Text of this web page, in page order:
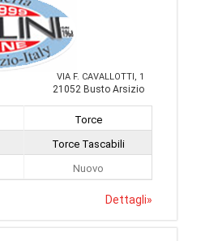
VIA F. CAVALLOTTI, 1
21052 Busto Arsizio
Torce
Torce Tascabili
Nuovo
Dettagli»